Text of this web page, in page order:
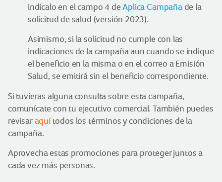
indícalo en el campo 4 deAplica Campañade la
solicitud de salud (versión 2023).
Asimismo, si la solicitud no cumple con las
indicaciones de la campaña aun cuando se indique
el beneficio en la misma o en el correo a Emisión
Salud, se emitirá sin el beneficio correspondiente.
Si tuvieras alguna consulta sobre esta campaña,
comunícate con tu ejecutivo comercial. También puedes
revisar aquí todos los términos y condiciones de la
campaña.
Aprovecha estas promociones para proteger juntos a
cada vez más personas.